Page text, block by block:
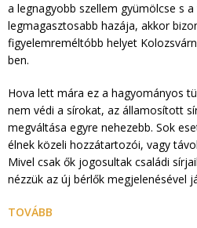
a legnagyobb szellem gyümölcse s
legmagasztosabb hazája, akkor
figyelemreméltóbb helyet
ben.
Hova lett mára ez a hagyományos
nem védi a sírokat, az államosított
megváltása egyre nehezebb. Sok
élnek közeli hozzátartozói, vagy
Mivel csak ők jogosultak családi
nézzük az új bérlők megjelenésével
TOVÁBB